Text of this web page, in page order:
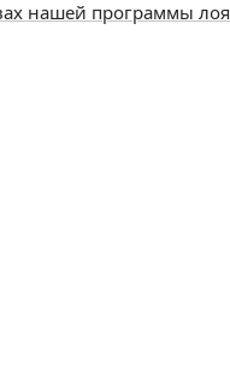
нашей программы